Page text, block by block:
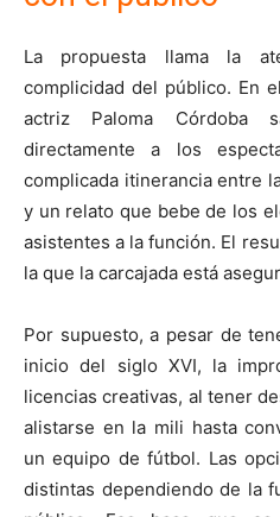
La propuesta llama la
complicidad del público. En
actriz Paloma Córdoba
directamente a los
complicada itinerancia entre
y un relato que bebe de los
asistentes a la función. El
la que la carcajada está
Por supuesto, a pesar de
inicio del siglo XVI, la
licencias creativas, al tener
alistarse en la mili hasta
un equipo de fútbol. Las
distintas dependiendo de la